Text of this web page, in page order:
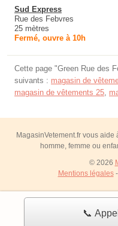
📞
Sud Express
Rue des Febvres
25 mètres
Fermé, ouvre à 10h
Cette page "Green Rue des
suivants : magasin de
magasin de vêtements 25,
MagasinVetement.fr vous
homme, femme ou
© 2026
Mentions légales-